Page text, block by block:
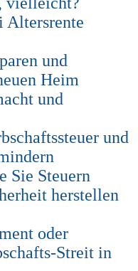
Altersrente
und
Heim
und
und
Sie Steuern
herstellen
oder
Streit in